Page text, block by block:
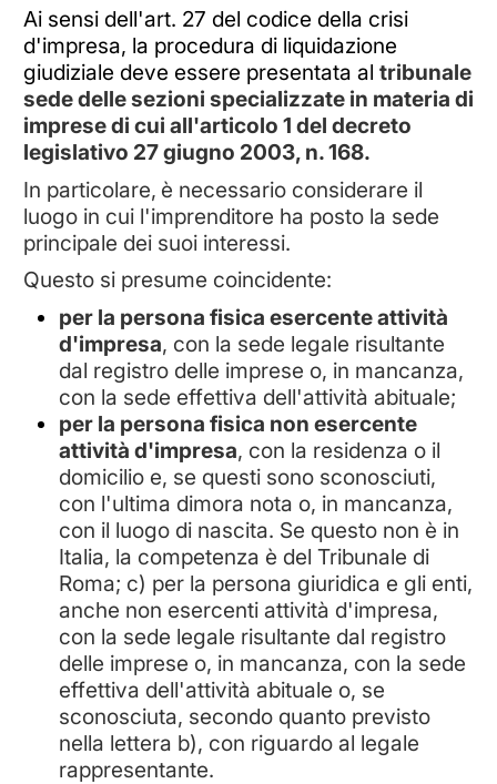
Ai sensi dell'art. 27 del codice della crisi
d'impresa, la procedura di liquidazione
giudiziale deve essere presentata al tribunale
sede delle sezioni specializzate in materia di
imprese di cui all'articolo 1 del decreto
legislativo 27 giugno 2003, n. 168.
In particolare, è necessario considerare il
luogo in cui l'imprenditore ha posto la sede
principale dei suoi interessi.
Questo si presume coincidente:
per la persona fisica esercente attività
d'impresa, con la sede legale risultante
dal registro delle imprese o, in mancanza,
con la sede effettiva dell'attività abituale;
per la persona fisica non esercente
attività d'impresa, con la residenza o il
domicilio e, se questi sono sconosciuti,
con l'ultima dimora nota o, in mancanza,
con il luogo di nascita. Se questo non è in
Italia, la competenza è del Tribunale di
Roma; c) per la persona giuridica e gli enti,
anche non esercenti attività d'impresa,
con la sede legale risultante dal registro
delle imprese o, in mancanza, con la sede
effettiva dell'attività abituale o, se
sconosciuta, secondo quanto previsto
nella lettera b), con riguardo al legale
rappresentante.